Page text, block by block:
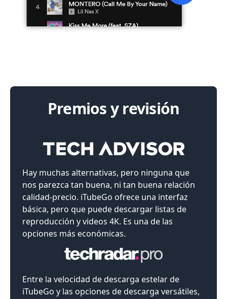
Premios y revisión
Hay muchas alternativas, pero ninguna que
nos parezca tan buena, ni tan buena relación
calidad-precio. iTubeGo ofrece una interfaz
básica, pero que puede descargar listas de
reproducción y videos 4K. Es una de las
opciones más económicas.
Entre la velocidad de descarga estelar de
iTubeGo y las opciones de descarga versátiles,